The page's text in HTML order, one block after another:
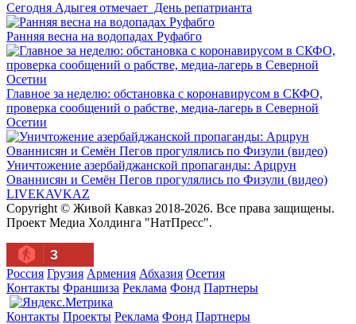
Сегодня Адыгея отмечает День репатрианта
Ранняя весна на водопадах Руфабго
Главное за неделю: обстановка с коронавирусом в СКФО,
проверка сообщений о рабстве, медиа-лагерь в Северной
Осетии
Уничтожение азербайджанской пропаганды: Арцрун
Ованнисян и Семён Пегов прогулялись по Физули (видео)
LIVEKAVKAZ
Copyright © Живой Кавказ 2018-2026. Все права защищены.
Проект Медиа Холдинга "НатПресс".
3
Россия Грузия Армения Абхазия Осетия
Контакты Франшиза Реклама Фонд Партнеры
Контакты Проекты Реклама Фонд Партнеры